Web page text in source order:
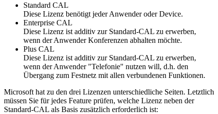
Standard CAL
Diese Lizenz benötigt jeder Anwender oder Device.
Enterprise CAL
Diese Lizenz ist additiv zur Standard-CAL zu erwerben,
wenn der Anwender Konferenzen abhalten möchte.
Plus CAL
Diese Lizenz ist additiv zur Standard-CAL zu erwerben,
wenn der Anwender "Telefonie" nutzen will, d.h. den
Übergang zum Festnetz mit allen verbundenen Funktionen.
Microsoft hat zu den drei Lizenzen unterschiedliche Seiten. Letztlich
müssen Sie für jedes Feature prüfen, welche Lizenz neben der
Standard-CAL als Basis zusätzlich erforderlich ist: